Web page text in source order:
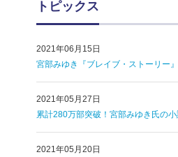
トピックス
2021年06月15日
宮部みゆき『ブレイブ・ストーリー
2021年05月27日
累計280万部突破！宮部みゆき氏の
2021年05月20日